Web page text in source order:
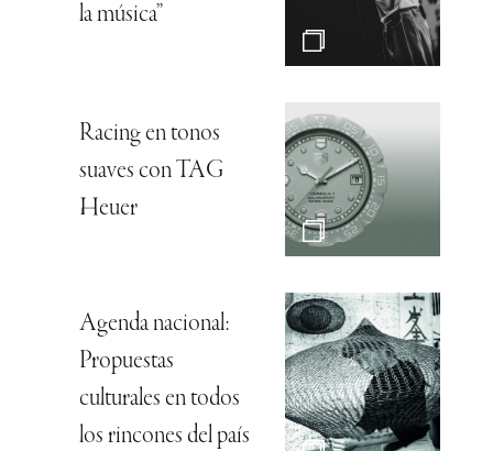
la música”
Racing en tonos
suaves con TAG
Heuer
Agenda nacional:
Propuestas
culturales en todos
los rincones del país